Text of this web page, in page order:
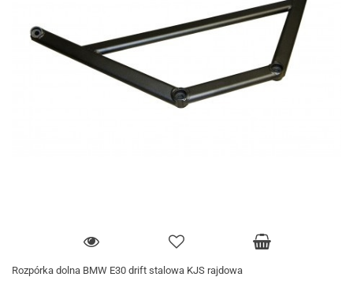
Rozpórka dolna BMW E30 drift stalowa KJS rajdowa